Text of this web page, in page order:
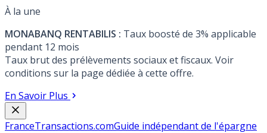
À la une
MONABANQ RENTABILIS : Taux boosté de 3% applicable
pendant 12 mois
Taux brut des prélèvements sociaux et fiscaux. Voir
conditions sur la page dédiée à cette offre.
En Savoir Plus
FranceTransactions.comGuide indépendant de l'épargne